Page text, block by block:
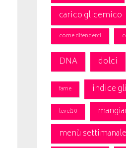
carico glicemico
come difenderci
DNA dolci
fame indice
level10
menù settimanale